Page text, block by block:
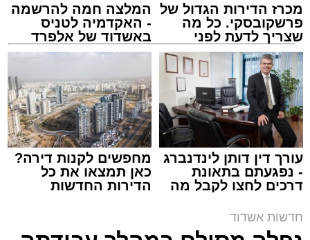
צילום: דוברות איחוד הצלה
מערכת האתר / 15:39 07.08.26
איחוד הצלה,
אירוע דרמטי הסתיים בנס רפואי באשדוד, לאחר
מכרז הדירות הגדול של
פרשקובסקי. כל מה
שצריך לדעת לפני
שמגישים הצעה לדירה
באשדוד
המלצה חמה להרשמה
- האקדמיה לטניס
באשדוד של אלפרד
קריאולנסקי - לילדים
עורך דין דותן לינדנברג
- נפגעתם בתאונת
דרכים לחצו לקבל מה
מחפשים לקנות דירה?
כאן תמצאו את כל
הדירות החדשות
חדשות אשדוד